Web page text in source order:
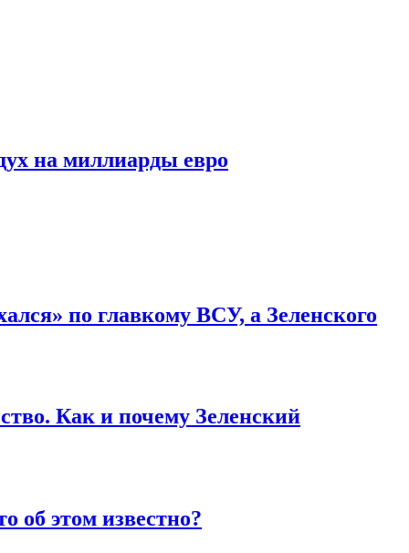
на миллиарды евро
по главкому ВСУ, а Зеленского
Как и почему Зеленский
об этом известно?